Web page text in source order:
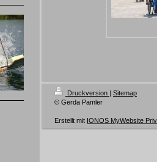
Druckversion | Sitemap
© Gerda Pamler
Erstellt mit IONOS MyWebsite